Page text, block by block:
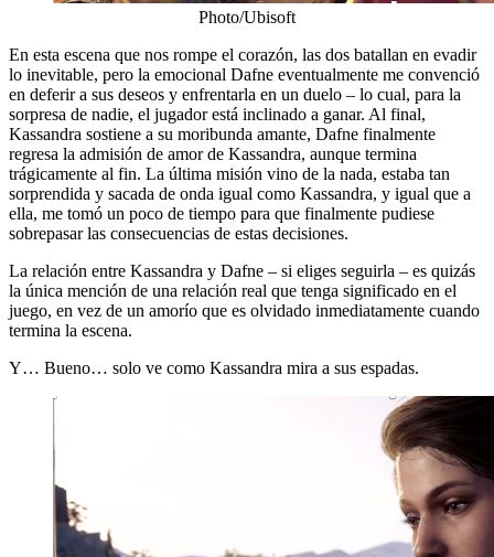
Photo/Ubisoft
En esta escena que nos rompe el corazón, las dos batallan en evadir
lo inevitable, pero la emocional Dafne eventualmente me convenció
en deferir a sus deseos y enfrentarla en un duelo – lo cual, para la
sorpresa de nadie, el jugador está inclinado a ganar. Al final,
Kassandra sostiene a su moribunda amante, Dafne finalmente
regresa la admisión de amor de Kassandra, aunque termina
trágicamente al fin. La última misión vino de la nada, estaba tan
sorprendida y sacada de onda igual como Kassandra, y igual que a
ella, me tomó un poco de tiempo para que finalmente pudiese
sobrepasar las consecuencias de estas decisiones.
La relación entre Kassandra y Dafne – si eliges seguirla – es quizás
la única mención de una relación real que tenga significado en el
juego, en vez de un amorío que es olvidado inmediatamente cuando
termina la escena.
Y… Bueno… solo ve como Kassandra mira a sus espadas.